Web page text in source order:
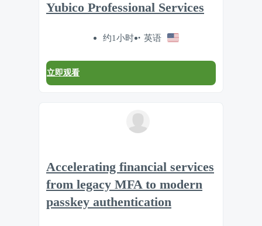
Yubico Professional Services
约1小时 英语
立即观看
Accelerating financial services
from legacy MFA to modern
passkey authentication